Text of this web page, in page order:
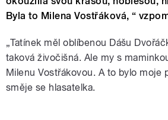
Byla to Milena Vostřáková, “
„Tatínek měl oblíbenou Dášu
taková živočišná. Ale my s
Milenu Vostřákovou. A to bylo moje
směje se hlasatelka.